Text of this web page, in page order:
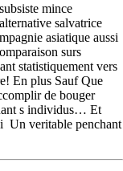
mince
salvatrice
asiatique aussi
surs
statistiquement vers
En plus Sauf Que
de bouger
s individus… Et
i Un veritable penchant